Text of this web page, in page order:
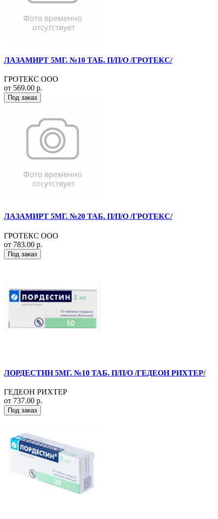
ЛАЗАМИРТ 5МГ. №10 ТАБ. П/П/О /ГРОТЕКС/
ГРОТЕКС ООО
от 569.00 р.
Под заказ
ЛАЗАМИРТ 5МГ. №20 ТАБ. П/П/О /ГРОТЕКС/
ГРОТЕКС ООО
от 783.00 р.
Под заказ
ЛОРДЕСТИН 5МГ. №10 ТАБ. П/П/О /ГЕДЕОН РИХТЕР/
ГЕДЕОН РИХТЕР
от 737.00 р.
Под заказ